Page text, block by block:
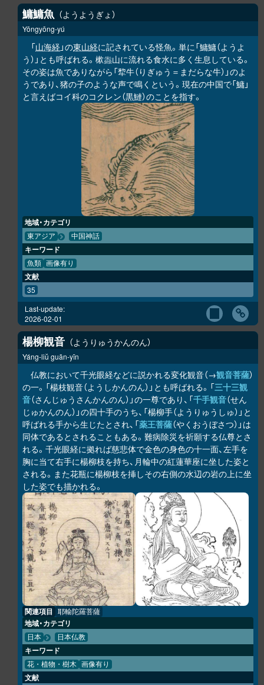
鱅鱅魚 ようようぎょ
Yōngyōng-yú
「山海経 」の東山経に記されている怪魚。単に「鱅鱅（ようよ
う）」とも呼ばれる。樕𧑤山に流れる食水に多く生息している。
その姿は魚でありながら「犂牛（りぎゅう＝まだらな牛）」のよ
うであり、猪の子のような声で鳴くという。現在の中国で「鱅」
と言えばコイ科のコクレン（黒鰱）のことを指す。
地域・カテゴリ
東アジア 中国神話
キーワード
魚類 画像有り
文献
35
Last-update:
2026-02-01
楊柳観音 ようりゅうかんのん
Yáng-liŭ guān-yīn
仏教において千光眼経などに説かれる変化観音（→観音菩薩）
の一。「楊枝観音（ようしかんのん）」とも呼ばれる。「三十三観
音（さんじゅうさんかんのん）」の一尊であり、「千手観音（せん
じゅかんのん）」の四十手のうち、「楊柳手（ようりゅうしゅ）」と
呼ばれる手から生じたとされ、「薬王菩薩（やくおうぼさつ）」は
同体であるとされることもある。難病除災を祈願する仏尊とさ
れる。千光眼経に拠れば慈悲体で金色の身色の十一面、左手を
胸に当て右手に楊柳枝を持ち、月輪中の紅蓮華座に坐した姿と
される。また花瓶に楊柳枝を挿しその右側の水辺の岩の上に坐
した姿でも描かれる。
関連項目 耶輸陀羅菩薩
地域・カテゴリ
日本 日本仏教
キーワード
花・植物・樹木 画像有り
文献